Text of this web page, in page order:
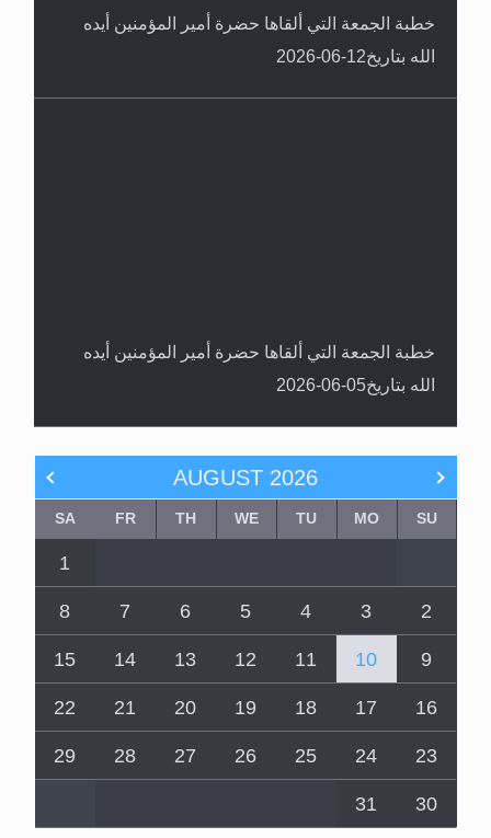
خطبة الجمعة التي ألقاها حضرة أمير المؤمنين أيده
الله بتاريخ12-06-2026
خطبة الجمعة التي ألقاها حضرة أمير المؤمنين أيده
الله بتاريخ05-06-2026
AUGUST 2026
SU
MO
TU
WE
TH
FR
SA
1
2
3
4
5
6
7
8
9
10
11
12
13
14
15
16
17
18
19
20
21
22
23
24
25
26
27
28
29
30
31